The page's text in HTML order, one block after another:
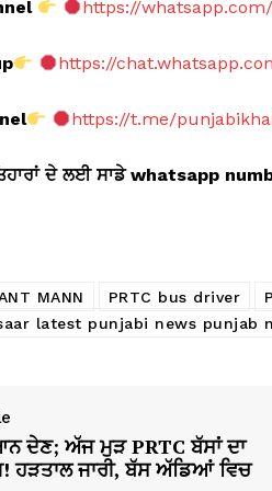
https://
https://
https://t.me/
ਦੇ ਲਈ ਸਾਡੇ whatsapp
MANN PRTC bus driver
latest punjabi news punjab
ਦੇਣ; ਅੱਜ ਮੁੜ PRTC ਬੱਸਾਂ ਦਾ
ਹੜਤਾਲ ਜਾਰੀ, ਬੱਸ ਅੱਡਿਆਂ ਵਿਚ